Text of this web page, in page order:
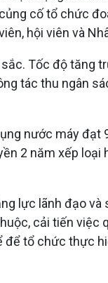
cố tổ chức
hội viên và
Tốc độ tăng
tác thu ngân
nước máy đạt
2 năm xếp loại
lực lãnh đạo
cải tiến việc
tổ chức thực